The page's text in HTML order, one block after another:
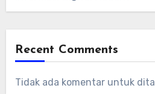
Recent Comments
Tidak ada komentar untuk